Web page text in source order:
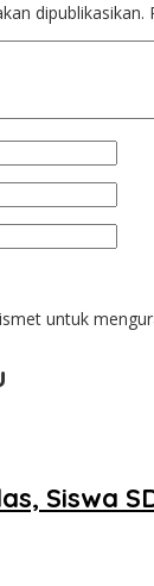
dipublikasikan.
untuk
Siswa